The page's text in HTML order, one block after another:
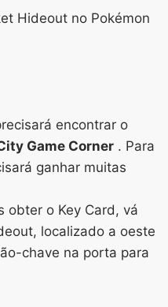
Hideout no Pokémon
encontrar o
Game Corner . Para
ganhar muitas
obter o Key Card, vá
localizado a oeste
chave na porta para